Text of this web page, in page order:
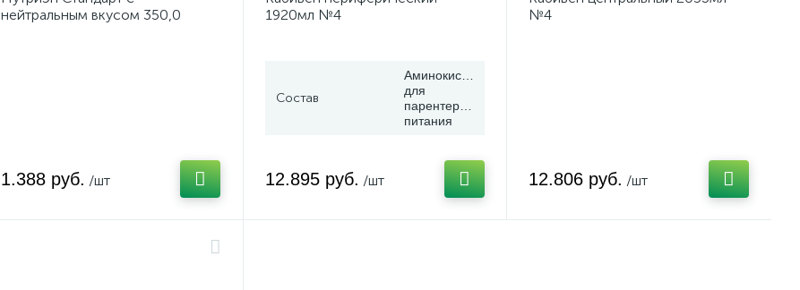
нейтральным вкусом 350,0
1.388 руб. /шт
1920мл №4
Состав
Аминокислоты
для
парентерального
питания
12.895 руб. /шт
№4
12.806 руб. /шт